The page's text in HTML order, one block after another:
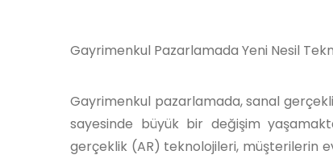
Gayrimenkul Pazarlamada Yeni Nesil
Gayrimenkul pazarlamada, sanal
sayesinde büyük bir değişim
gerçeklik (AR) teknolojileri, müşterilerin